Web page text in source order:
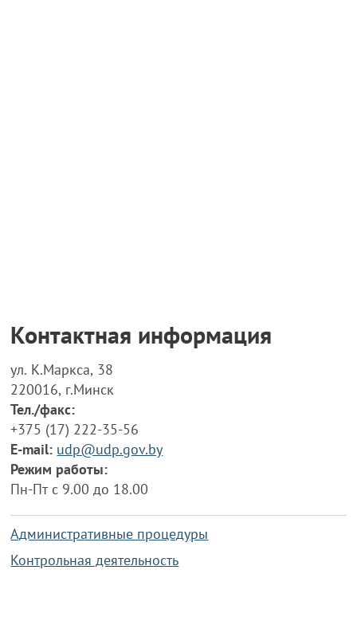
Контактная информация
ул. К.Маркса, 38
220016, г.Минск
Тел./факс:
+375 (17) 222-35-56
E-mail: udp@udp.gov.by
Режим работы:
Пн-Пт с 9.00 до 18.00
Административные процедуры
Контрольная деятельность